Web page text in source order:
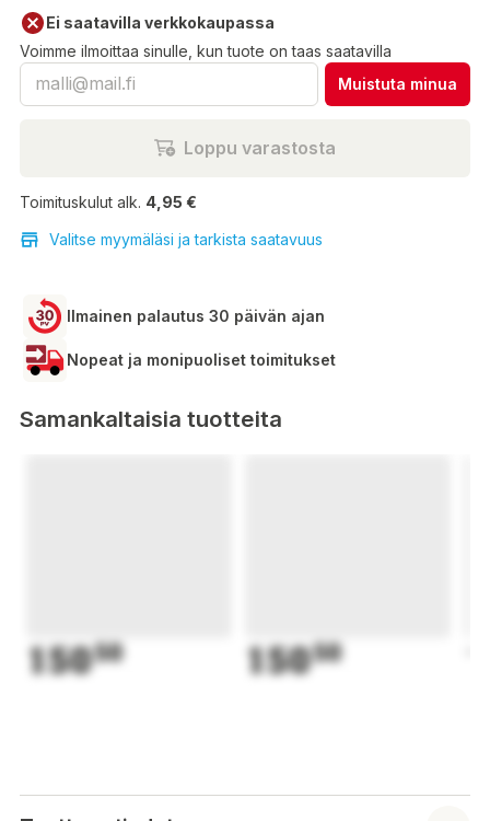
Ei saatavilla verkkokaupassa
Voimme ilmoittaa sinulle, kun tuote on taas saatavilla
Muistuta minua
Loppu varastosta
Toimituskulut alk. 4,95 €
Valitse myymäläsi ja tarkista saatavuus
Ilmainen palautus 30 päivän ajan
Nopeat ja monipuoliset toimitukset
Samankaltaisia tuotteita
15050 15050